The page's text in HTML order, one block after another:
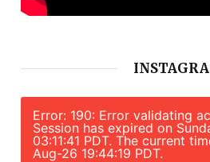
Error: 190: Error validating
Session has expired on
03:11:41 PDT. The current
Aug-26 19:44:19 PDT.